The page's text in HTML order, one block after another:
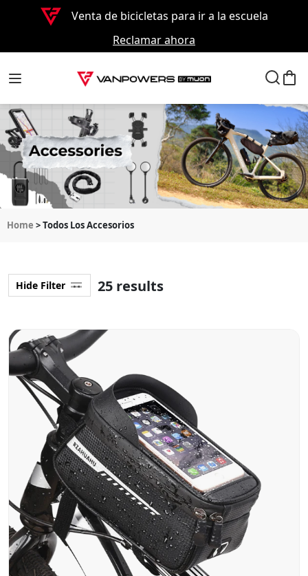
Venta de bicicletas para ir a la escuela
Reclamar ahora
Home > Todos Los Accesorios
Hide Filter 25 results